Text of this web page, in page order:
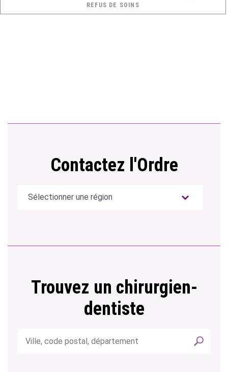
REFUS DE SOINS
Contactez l'Ordre
Trouvez un chirurgien-
dentiste